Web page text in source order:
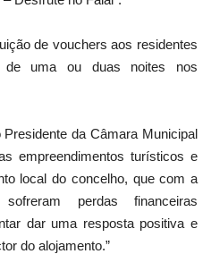
de vouchers aos residentes
de uma ou duas noites nos
da Câmara Municipal
empreendimentos turísticos e
local do concelho, que com a
perdas financeiras
dar uma resposta positiva e
do alojamento.”